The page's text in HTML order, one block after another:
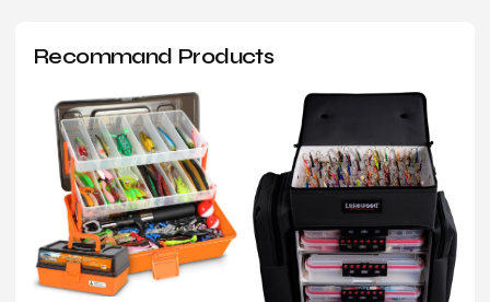
Recommand Products